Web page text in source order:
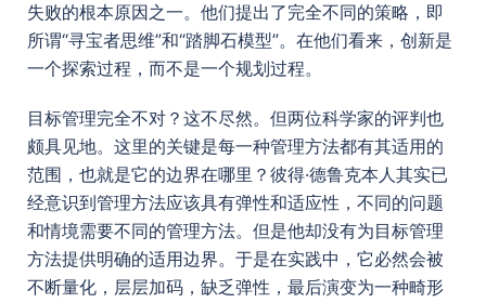
失败的根本原因之一。他们提出了完全不同的策略，即
所谓“寻宝者思维”和“踏脚石模型”。在他们看来，创新是
一个探索过程，而不是一个规划过程。
目标管理完全不对？这不尽然。但两位科学家的评判也
颇具见地。这里的关键是每一种管理方法都有其适用的
范围，也就是它的边界在哪里？彼得·德鲁克本人其实已
经意识到管理方法应该具有弹性和适应性，不同的问题
和情境需要不同的管理方法。但是他却没有为目标管理
方法提供明确的适用边界。于是在实践中，它必然会被
不断量化，层层加码，缺乏弹性，最后演变为一种畸形